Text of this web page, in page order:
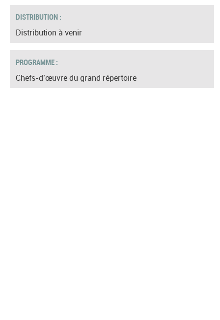
DISTRIBUTION :
Distribution à venir
PROGRAMME :
Chefs-d’œuvre du grand répertoire